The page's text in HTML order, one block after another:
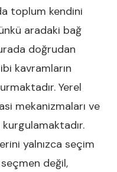
toplum kendini
aradaki bağ
doğrudan
kavramların
Yerel
mekanizmaları ve
yalnızca seçim
değil,